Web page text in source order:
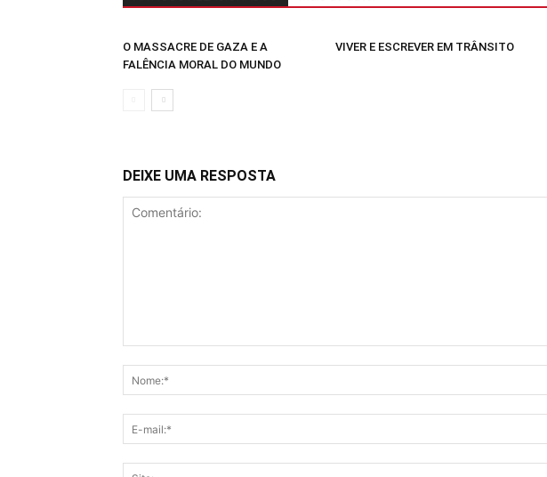
O MASSACRE DE GAZA E A
FALÊNCIA MORAL DO MUNDO
VIVER E ESCREVER EM TRÂNSITO
DEIXE UMA RESPOSTA